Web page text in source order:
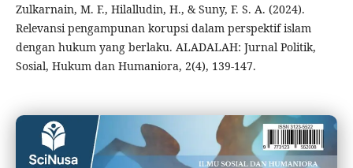
Zulkarnain, M. F., Hilalludin, H., & Suny, F. S. A. (2024).
Relevansi pengampunan korupsi dalam perspektif islam
dengan hukum yang berlaku. ALADALAH: Jurnal Politik,
Sosial, Hukum dan Humaniora, 2(4), 139-147.